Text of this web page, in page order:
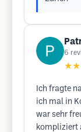
6
Ich fragte
ich mal in
war sehr
kompliziert